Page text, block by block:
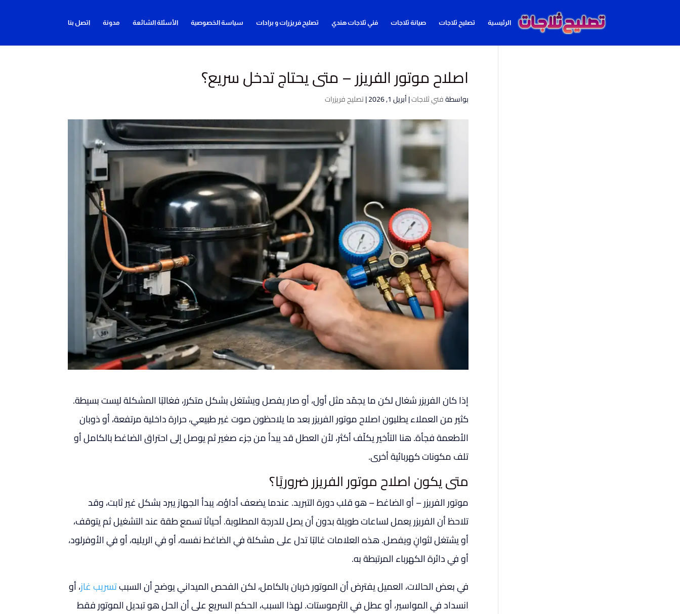
الرئيسية تصليح ثلاجات صيانة ثلاجات فني ثلاجات هندي تصليح فريزرات و برادات سياسة الخصوصية الأسئلة الشائعة مدونة اتصل بنا
اصلاح موتور الفريزر – متى يحتاج تدخل سريع؟
بواسطةفني ثلاجات|أبريل 1, 2026 |تصليح فريزرات
إذا كان الفريزر شغال لكن ما يجمّد مثل أول، أو صار يفصل ويشتغل بشكل متكرر، فغالبًا المشكلة ليست بسيطة.
كثير من العملاء يطلبون اصلاح موتور الفريزر بعد ما يلاحظون صوت غير طبيعي، حرارة داخلية مرتفعة، أو ذوبان
الأطعمة فجأة. هنا التأخير يكلّف أكثر، لأن العطل قد يبدأ من جزء صغير ثم يوصل إلى احتراق الضاغط بالكامل أو
تلف مكونات كهربائية أخرى.
متى يكون اصلاح موتور الفريزر ضروريًا؟
موتور الفريزر – أو الضاغط – هو قلب دورة التبريد. عندما يضعف أداؤه، يبدأ الجهاز يبرد بشكل غير ثابت، وقد
تلاحظ أن الفريزر يعمل لساعات طويلة بدون أن يصل للدرجة المطلوبة. أحيانًا تسمع طقة عند التشغيل ثم يتوقف،
أو يشتغل لثوانٍ ويفصل. هذه العلامات غالبًا تدل على مشكلة في الضاغط نفسه، أو في الريليه، أو في الأوفرلود،
أو في دائرة الكهرباء المرتبطة به.
في بعض الحالات، العميل يفترض أن الموتور خربان بالكامل، لكن الفحص الميداني يوضح أن السببتسريب غاز، أو
انسداد في المواسير، أو عطل في الثرموستات. لهذا السبب، الحكم السريع على أن الحل هو تبديل الموتور فقط